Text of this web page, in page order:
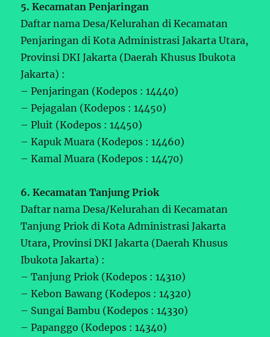
5. Kecamatan Penjaringan
Daftar nama Desa/Kelurahan di Kecamatan
Penjaringan di Kota Administrasi Jakarta Utara,
Provinsi DKI Jakarta (Daerah Khusus Ibukota
Jakarta) :
– Penjaringan (Kodepos : 14440)
– Pejagalan (Kodepos : 14450)
– Pluit (Kodepos : 14450)
– Kapuk Muara (Kodepos : 14460)
– Kamal Muara (Kodepos : 14470)
6. Kecamatan Tanjung Priok
Daftar nama Desa/Kelurahan di Kecamatan
Tanjung Priok di Kota Administrasi Jakarta
Utara, Provinsi DKI Jakarta (Daerah Khusus
Ibukota Jakarta) :
– Tanjung Priok (Kodepos : 14310)
– Kebon Bawang (Kodepos : 14320)
– Sungai Bambu (Kodepos : 14330)
– Papanggo (Kodepos : 14340)